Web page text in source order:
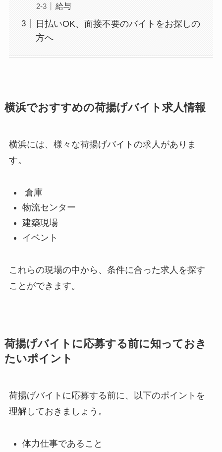
給与
日払いOK、面接不要のバイトをお探しの
方へ
横浜でおすすめの荷揚げバイト求人情報
横浜には、様々な荷揚げバイトの求人がありま
す。
倉庫
物流センター
建築現場
イベント
これらの現場の中から、条件に合った求人を探す
ことができます。
荷揚げバイトに応募する前に知っておき
たいポイント
荷揚げバイトに応募する前に、以下のポイントを
理解しておきましょう。
体力仕事であること